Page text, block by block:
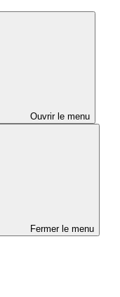
Ouvrir le menu
Fermer le menu